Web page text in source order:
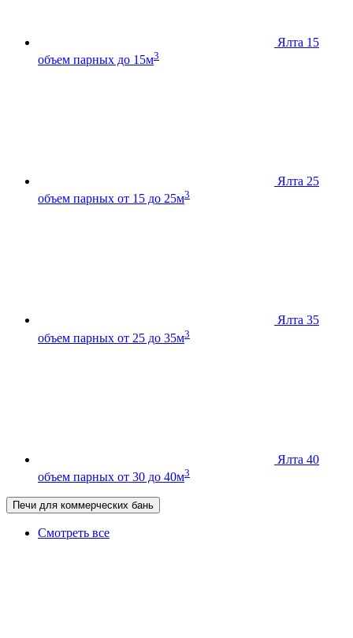
Ялта 15
объем парных до 15м3
Ялта 25
объем парных от 15 до 25м3
Ялта 35
объем парных от 25 до 35м3
Ялта 40
объем парных от 30 до 40м3
Печи для коммерческих бань
Смотреть все